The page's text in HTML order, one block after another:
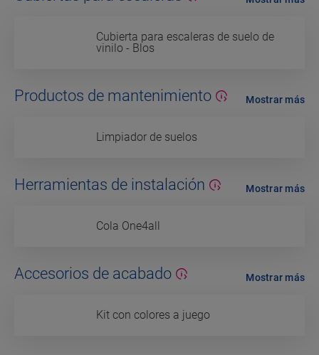
Cubierta para escaleras de suelo de
vinilo - Blos
Productos de mantenimiento
Limpiador de suelos
Mostrar más
Herramientas de instalación
Cola One4all
Mostrar más
Accesorios de acabado
Kit con colores a juego
Mostrar más